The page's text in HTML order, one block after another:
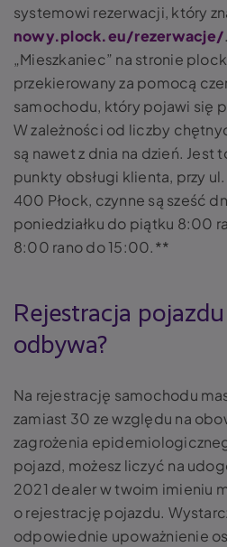
systemowi rezerwacji, który
nowy.plock.eu/rezerwacje/
„Mieszkaniec” na stronie
przekierowany za pomocą
samochodu, który pojawi się
W zależności od liczby
są nawet z dnia na dzień. Jest
punkty obsługi klienta, przy
400 Płock, czynne są sześć
poniedziałku do piątku 8:00
8:00 rano do 15:00.**
Rejestracja
odbywa?
Na rejestrację samochodu
zamiast 30 ze względu na
zagrożenia
pojazd, możesz liczyć na
2021 dealer w twoim imieniu
o rejestrację pojazdu.
odpowiednie upoważnienie